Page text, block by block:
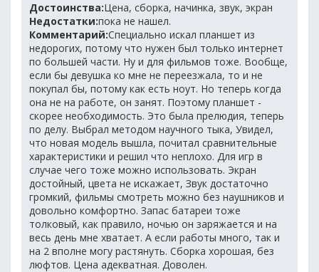
Достоинства:Цена, сборка, начинка, звук, экран
Недостатки:пока не нашел.
Комментарий:Специально искал планшет из
недорогих, потому что нужен был только интернет
по большей части. Ну и для фильмов тоже. Вообще,
если бы девушка ко мне не переезжала, то и не
покупал бы, потому как есть ноут. Но теперь когда
она не на работе, он занят. Поэтому планшет -
скорее необходимость. Это была прелюдия, теперь
по делу. Выбрал методом научного тыка, Увидел,
что новая модель вышла, почитал сравнительные
характеристики и решил что неплохо. Для игр в
случае чего тоже можно использовать. Экран
достойный, цвета не искажает, Звук достаточно
громкий, фильмы смотреть можно без наушников и
довольно комфортно. Запас батареи тоже
толковый, как правило, ночью он заряжается и на
весь день мне хватает. А если работы много, так и
на 2 вполне могу растянуть. Сборка хорошая, без
люфтов. Цена адекватная. Доволен.